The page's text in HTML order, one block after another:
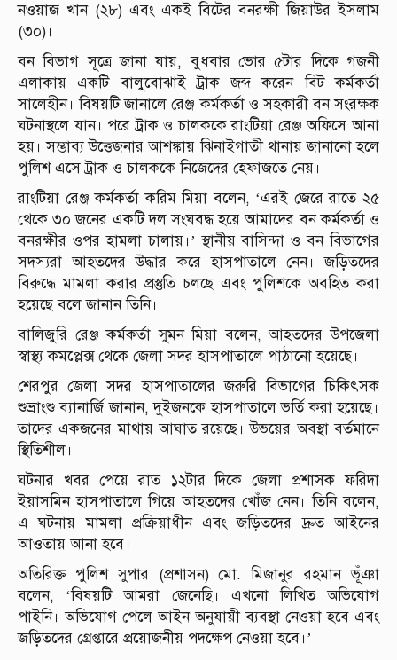
নওয়াজ খান (২৮) এবং একই বিটের বনরক্ষী জিয়াউর ইসলাম
(৩০)।
বন বিভাগ সূত্রে জানা যায়, বুধবার ভোর ৫টার দিকে গজনী
এলাকায় একটি বালুবোঝাই ট্রাক জব্দ করেন বিট কর্মকর্তা
সালেহীন। বিষয়টি জানালে রেঞ্জ কর্মকর্তা ও সহকারী বন সংরক্ষক
ঘটনাস্থলে যান। পরে ট্রাক ও চালককে রাংটিয়া রেঞ্জ অফিসে আনা
হয়। সম্ভাব্য উত্তেজনার আশঙ্কায় ঝিনাইগাতী থানায় জানানো হলে
পুলিশ এসে ট্রাক ও চালককে নিজেদের হেফাজতে নেয়।
রাংটিয়া রেঞ্জ কর্মকর্তা করিম মিয়া বলেন, ‘এরই জেরে রাতে ২৫
থেকে ৩০ জনের একটি দল সংঘবদ্ধ হয়ে আমাদের বন কর্মকর্তা ও
বনরক্ষীর ওপর হামলা চালায়।’ স্থানীয় বাসিন্দা ও বন বিভাগের
সদস্যরা আহতদের উদ্ধার করে হাসপাতালে নেন। জড়িতদের
বিরুদ্ধে মামলা করার প্রস্তুতি চলছে এবং পুলিশকে অবহিত করা
হয়েছে বলে জানান তিনি।
বালিজুরি রেঞ্জ কর্মকর্তা সুমন মিয়া বলেন, আহতদের উপজেলা
স্বাস্থ্য কমপ্লেক্স থেকে জেলা সদর হাসপাতালে পাঠানো হয়েছে।
শেরপুর জেলা সদর হাসপাতালের জরুরি বিভাগের চিকিৎসক
শুভ্রাংশু ব্যানার্জি জানান, দুইজনকে হাসপাতালে ভর্তি করা হয়েছে।
তাদের একজনের মাথায় আঘাত রয়েছে। উভয়ের অবস্থা বর্তমানে
স্থিতিশীল।
ঘটনার খবর পেয়ে রাত ১২টার দিকে জেলা প্রশাসক ফরিদা
ইয়াসমিন হাসপাতালে গিয়ে আহতদের খোঁজ নেন। তিনি বলেন,
এ ঘটনায় মামলা প্রক্রিয়াধীন এবং জড়িতদের দ্রুত আইনের
আওতায় আনা হবে।
অতিরিক্ত পুলিশ সুপার (প্রশাসন) মো. মিজানুর রহমান ভূঁঞা
বলেন, ‘বিষয়টি আমরা জেনেছি। এখনো লিখিত অভিযোগ
পাইনি। অভিযোগ পেলে আইন অনুযায়ী ব্যবস্থা নেওয়া হবে এবং
জড়িতদের গ্রেপ্তারে প্রয়োজনীয় পদক্ষেপ নেওয়া হবে।’